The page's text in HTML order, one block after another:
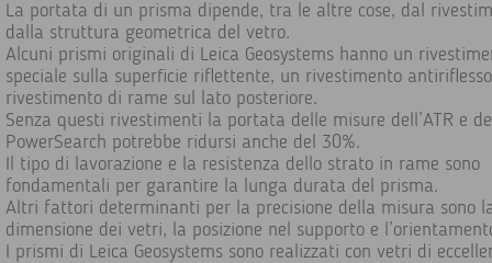
La portata di un prisma dipende, tra le altre cose, dal
dalla struttura geometrica del vetro.
Alcuni prismi originali di Leica Geosystems hanno un
speciale sulla superficie riflettente, un rivestimento
rivestimento di rame sul lato posteriore.
Senza questi rivestimenti la portata delle misure dell’ATR e
PowerSearch potrebbe ridursi anche del 30%.
Il tipo di lavorazione e la resistenza dello strato in rame sono
fondamentali per garantire la lunga durata del prisma.
Altri fattori determinanti per la precisione della misura sono
dimensione dei vetri, la posizione nel supporto e
I prismi di Leica Geosystems sono realizzati con vetri di